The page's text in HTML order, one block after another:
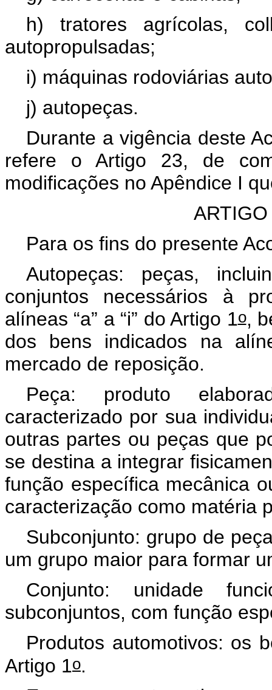
h) tratores agrícolas,
autopropulsadas;
i) máquinas rodoviárias
j) autopeças.
Durante a vigência deste
refere o Artigo 23, de
modificações no Apêndice I
Para os fins do presente
Autopeças: peças,
conjuntos necessários à
alíneas “a” a “i” do Artigo 1o,
dos bens indicados na
mercado de reposição.
Peça: produto
caracterizado por sua
outras partes ou peças que
se destina a integrar
função específica mecânica
caracterização como matéria
Subconjunto: grupo de
um grupo maior para formar
Conjunto: unidade
subconjuntos, com função
Produtos automotivos: os
Artigo 1o.